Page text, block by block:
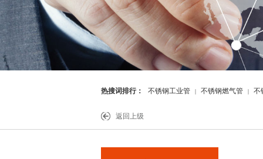
热搜词排行： 不锈钢工业管 | 不锈钢燃气管 | 不
返回上级